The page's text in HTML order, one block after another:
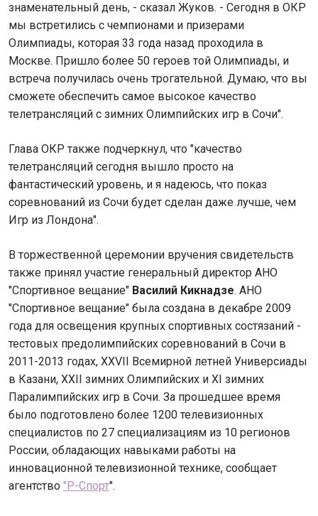
знаменательный день, - сказал Жуков. - Сегодня в ОКР
мы встретились с чемпионами и призерами
Олимпиады, которая 33 года назад проходила в
Москве. Пришло более 50 героев той Олимпиады, и
встреча получилась очень трогательной. Думаю, что вы
сможете обеспечить самое высокое качество
телетрансляций с зимних Олимпийских игр в Сочи".
Глава ОКР также подчеркнул, что "качество
телетрансляций сегодня вышло просто на
фантастический уровень, и я надеюсь, что показ
соревнований из Сочи будет сделан даже лучше, чем
Игр из Лондона".
В торжественной церемонии вручения свидетельств
также принял участие генеральный директор АНО
"Спортивное вещание" Василий Кикнадзе. АНО
"Спортивное вещание" была создана в декабре 2009
года для освещения крупных спортивных состязаний -
тестовых предолимпийских соревнований в Сочи в
2011-2013 годах, XXVII Всемирной летней Универсиады
в Казани, ХХII зимних Олимпийских и XI зимних
Паралимпийских игр в Сочи. За прошедшее время
было подготовлено более 1200 телевизионных
специалистов по 27 специализациям из 10 регионов
России, обладающих навыками работы на
инновационной телевизионной технике, сообщает
агентство "Р-Спорт".